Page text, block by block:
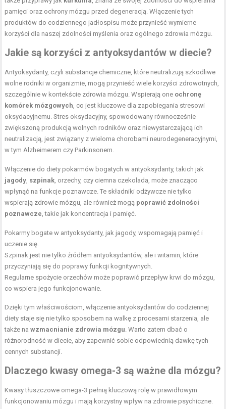
pamięci oraz ochrony mózgu przed degeneracją. Włączenie tych
produktów do codziennego jadłospisu może przynieść wymierne
korzyści dla naszej zdolności myślenia oraz ogólnego zdrowia mózgu.
Jakie są korzyści z antyoksydantów w diecie?
Antyoksydanty, czyli substancje chemiczne, które neutralizują szkodliwe
wolne rodniki w organizmie, mogą przynieść wiele korzyści zdrowotnych,
szczególnie w kontekście zdrowia mózgu. Wspierają one ochronę
komórek mózgowych, co jest kluczowe dla zapobiegania stresowi
oksydacyjnemu. Stres oksydacyjny, spowodowany równocześnie
zwiększoną produkcją wolnych rodników oraz niewystarczającą ich
neutralizacją, jest związany z wieloma chorobami neurodegeneracyjnymi,
w tym Alzheimerem czy Parkinsonem.
Włączenie do diety pokarmów bogatych w antyoksydanty, takich jak
jagody, szpinak, orzechy, czy ciemna czekolada, może znacząco
wpłynąć na funkcje poznawcze. Te składniki odżywcze nie tylko
wspierają zdrowie mózgu, ale również mogą poprawić zdolności
poznawcze, takie jak koncentracja i pamięć.
Pokarmy bogate w antyoksydanty, jak jagody, wspomagają pamięć i
uczenie się.
Szpinak jest nie tylko źródłem antyoksydantów, ale i witamin, które
przyczyniają się do poprawy funkcji kognitywnych.
Regularne spożycie orzechów może poprawić przepływ krwi do mózgu,
co wspiera jego funkcjonowanie.
Dzięki tym właściwościom, włączenie antyoksydantów do codziennej
diety staje się nie tylko sposobem na walkę z procesami starzenia, ale
także nawzmacnianie zdrowia mózgu. Warto zatem dbać o
różnorodność w diecie, aby zapewnić sobie odpowiednią dawkę tych
cennych substancji.
Dlaczego kwasy omega-3 są ważne dla mózgu?
Kwasy tłuszczowe omega-3 pełnią kluczową rolę w prawidłowym
funkcjonowaniu mózgu i mają korzystny wpływ na zdrowie psychiczne.